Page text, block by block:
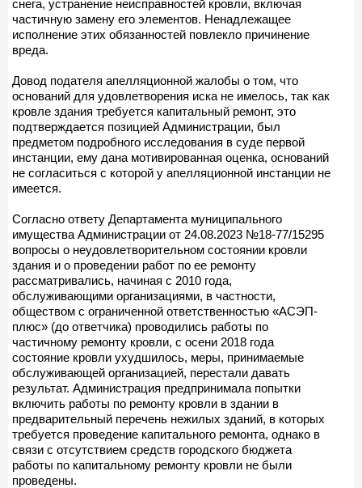
снега, устранение неисправностей кровли, включая
частичную замену его элементов. Ненадлежащее
исполнение этих обязанностей повлекло причинение
вреда.
Довод подателя апелляционной жалобы о том, что
оснований для удовлетворения иска не имелось, так как
кровле здания требуется капитальный ремонт, это
подтверждается позицией Администрации, был
предметом подробного исследования в суде первой
инстанции, ему дана мотивированная оценка, оснований
не согласиться с которой у апелляционной инстанции не
имеется.
Согласно ответу Департамента муниципального
имущества Администрации от 24.08.2023 №18-77/15295
вопросы о неудовлетворительном состоянии кровли
здания и о проведении работ по ее ремонту
рассматривались, начиная с 2010 года,
обслуживающими организациями, в частности,
обществом с ограниченной ответственностью «АСЭП-
плюс» (до ответчика) проводились работы по
частичному ремонту кровли, с осени 2018 года
состояние кровли ухудшилось, меры, принимаемые
обслуживающей организацией, перестали давать
результат. Администрация предпринимала попытки
включить работы по ремонту кровли в здании в
предварительный перечень нежилых зданий, в которых
требуется проведение капитального ремонта, однако в
связи с отсутствием средств городского бюджета
работы по капитальному ремонту кровли не были
проведены.